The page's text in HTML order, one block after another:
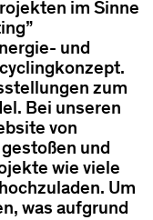
im Sinne
und
zum
Bei unseren
von
und
wie viele
Um
was aufgrund